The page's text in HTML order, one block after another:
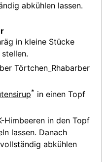
abkühlen lassen.
in kleine Stücke
* in einen Topf
Himbeeren in den Topf
lassen. Danach
abkühlen